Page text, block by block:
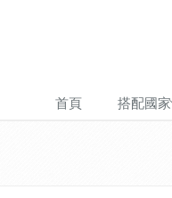
首頁 搭配國家